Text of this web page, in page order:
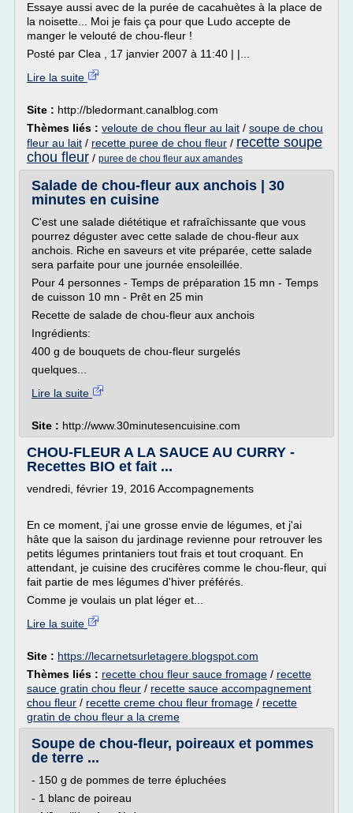
Essaye aussi avec de la purée de cacahuètes à la place de
la noisette... Moi je fais ça pour que Ludo accepte de
manger le velouté de chou-fleur !
Posté par Clea , 17 janvier 2007 à 11:40 | |...
Lire la suite
Site : http://bledormant.canalblog.com
Thèmes liés : veloute de chou fleur au lait / soupe de chou
fleur au lait / recette puree de chou fleur / recette soupe
chou fleur / puree de chou fleur aux amandes
Salade de chou-fleur aux anchois | 30
minutes en cuisine
C'est une salade diététique et rafraîchissante que vous
pourrez déguster avec cette salade de chou-fleur aux
anchois. Riche en saveurs et vite préparée, cette salade
sera parfaite pour une journée ensoleillée.
Pour 4 personnes - Temps de préparation 15 mn - Temps
de cuisson 10 mn - Prêt en 25 min
Recette de salade de chou-fleur aux anchois
Ingrédients:
400 g de bouquets de chou-fleur surgelés
quelques...
Lire la suite
Site : http://www.30minutesencuisine.com
CHOU-FLEUR A LA SAUCE AU CURRY -
Recettes BIO et fait ...
vendredi, février 19, 2016 Accompagnements
En ce moment, j'ai une grosse envie de légumes, et j'ai
hâte que la saison du jardinage revienne pour retrouver les
petits légumes printaniers tout frais et tout croquant. En
attendant, je cuisine des crucifères comme le chou-fleur, qui
fait partie de mes légumes d'hiver préférés.
Comme je voulais un plat léger et...
Lire la suite
Site : https://lecarnetsurletagere.blogspot.com
Thèmes liés : recette chou fleur sauce fromage / recette
sauce gratin chou fleur / recette sauce accompagnement
chou fleur / recette creme chou fleur fromage / recette
gratin de chou fleur a la creme
Soupe de chou-fleur, poireaux et pommes
de terre ...
- 150 g de pommes de terre épluchées
- 1 blanc de poireau